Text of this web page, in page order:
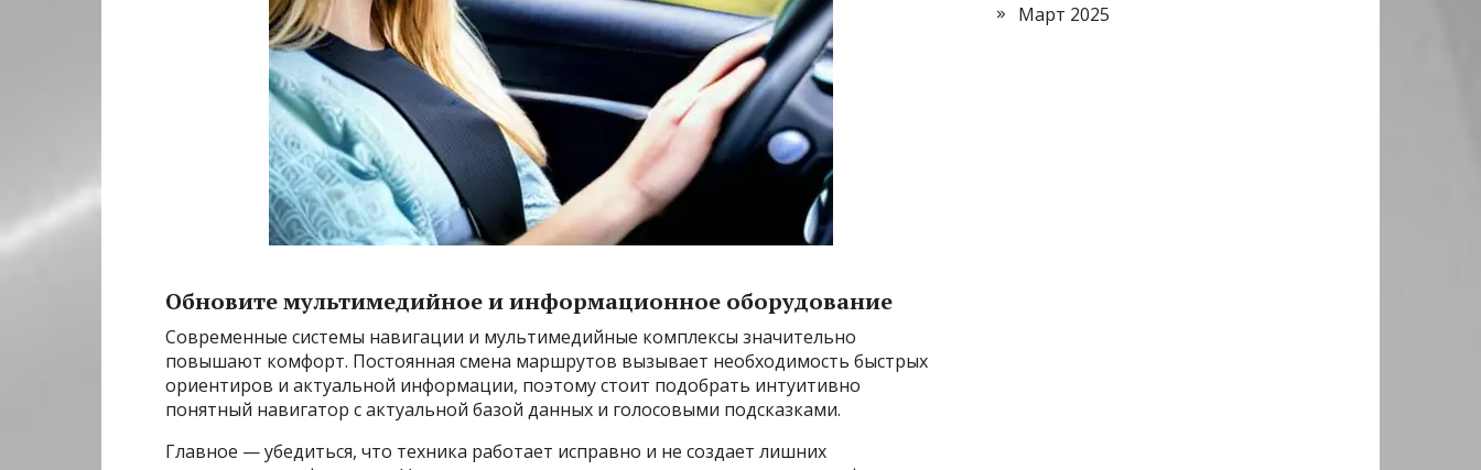
Обновите мультимедийное и информационное оборудование
Современные системы навигации и мультимедийные комплексы значительно
повышают комфорт. Постоянная смена маршрутов вызывает необходимость быстрых
ориентиров и актуальной информации, поэтому стоит подобрать интуитивно
понятный навигатор с актуальной базой данных и голосовыми подсказками.
Главное — убедиться, что техника работает исправно и не создает лишних
Март 2025